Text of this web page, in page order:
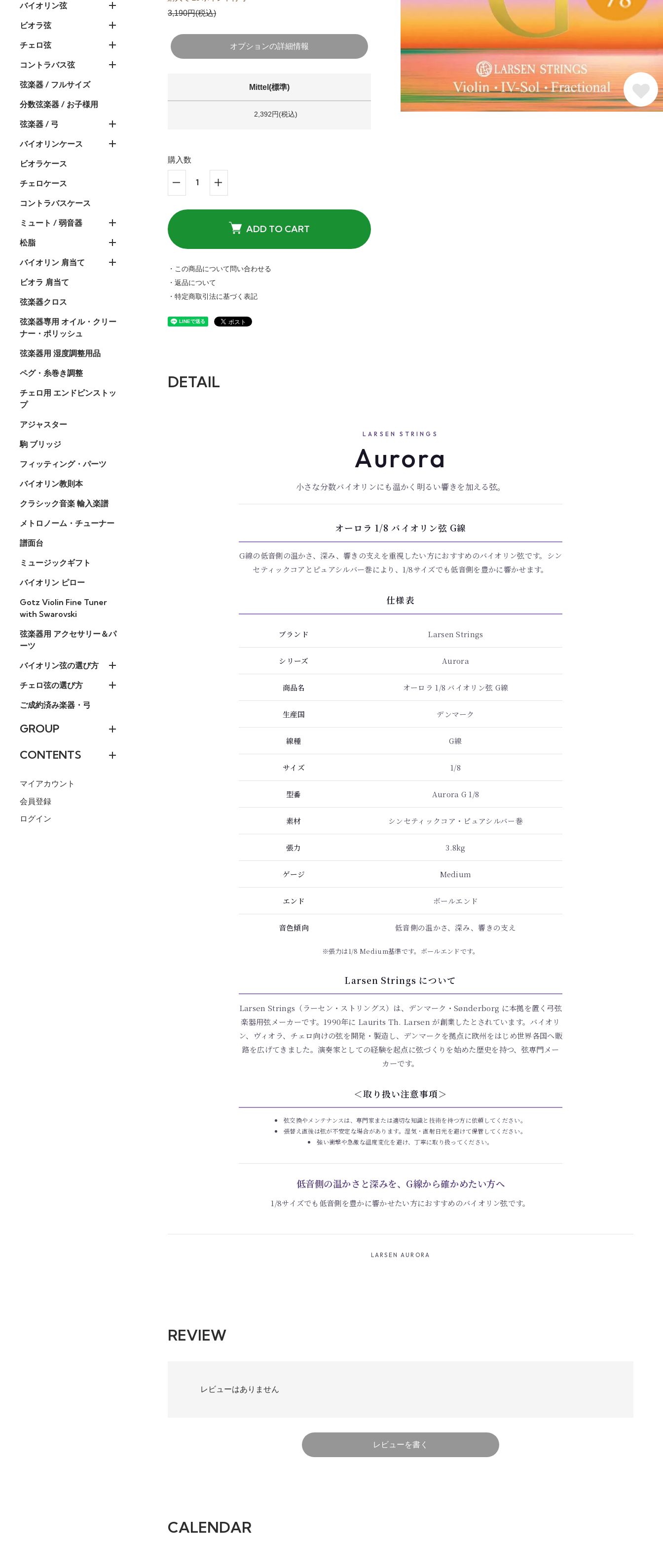
バイオリン弦
ビオラ弦
チェロ弦
コントラバス弦
弦楽器 / フルサイズ
分数弦楽器 / お子様用
弦楽器 / 弓
バイオリンケース
ビオラケース
チェロケース
コントラバスケース
ミュート / 弱音器
松脂
バイオリン 肩当て
ビオラ 肩当て
弦楽器クロス
弦楽器専用 オイル・クリー
ナー・ポリッシュ
弦楽器用 湿度調整用品
ペグ・糸巻き調整
チェロ用 エンドピンストッ
プ
アジャスター
駒 ブリッジ
フィッティング・パーツ
バイオリン教則本
クラシック音楽 輸入楽譜
メトロノーム・チューナー
譜面台
ミュージックギフト
バイオリン ピロー
Gotz Violin Fine Tuner
with Swarovski
弦楽器用 アクセサリー＆パ
ーツ
バイオリン弦の選び方
チェロ弦の選び方
ご成約済み楽器・弓
GROUP
CONTENTS
マイアカウント
会員登録
ログイン
3,190円(税込)
オプションの詳細情報
Mittel(標準)
2,392円(税込)
購入数
ADD TO CART
・この商品について問い合わせる
・返品について
・特定商取引法に基づく表記
DETAIL
LARSEN STRINGS
Aurora
小さな分数バイオリンにも温かく明るい響きを加える弦。
オーロラ 1/8 バイオリン弦 G線
G線の低音側の温かさ、深み、響きの支えを重視したい方におすすめのバイオリン弦です。シン
セティックコアとピュアシルバー巻により、1/8サイズでも低音側を豊かに響かせます。
仕様表
ブランド Larsen Strings
シリーズ Aurora
商品名 オーロラ 1/8 バイオリン弦 G線
生産国 デンマーク
線種 G線
サイズ 1/8
型番 Aurora G 1/8
素材 シンセティックコア・ピュアシルバー巻
張力 3.8kg
ゲージ Medium
エンド ボールエンド
音色傾向 低音側の温かさ、深み、響きの支え
※張力は1/8 Medium基準です。ボールエンドです。
Larsen Strings について
Larsen Strings（ラーセン・ストリングス）は、デンマーク・Sønderborg に本拠を置く弓弦
楽器用弦メーカーです。1990年に Laurits Th. Larsen が創業したとされています。バイオリ
ン、ヴィオラ、チェロ向けの弦を開発・製造し、デンマークを拠点に欧州をはじめ世界各国へ販
路を広げてきました。演奏家としての経験を起点に弦づくりを始めた歴史を持つ、弦専門メー
カーです。
＜取り扱い注意事項＞
弦交換やメンテナンスは、専門家または適切な知識と技術を持つ方に依頼してください。
張替え直後は弦が不安定な場合があります。湿気・直射日光を避けて保管してください。
強い衝撃や急激な温度変化を避け、丁寧に取り扱ってください。
低音側の温かさと深みを、G線から確かめたい方へ
1/8サイズでも低音側を豊かに響かせたい方におすすめのバイオリン弦です。
LARSEN AURORA
REVIEW
レビューはありません
レビューを書く
CALENDAR